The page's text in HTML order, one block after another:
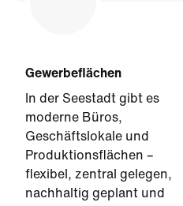
Gewerbeflächen
In der Seestadt gibt es
moderne Büros,
Geschäftslokale und
Produktionsflächen –
flexibel, zentral gelegen,
nachhaltig geplant und